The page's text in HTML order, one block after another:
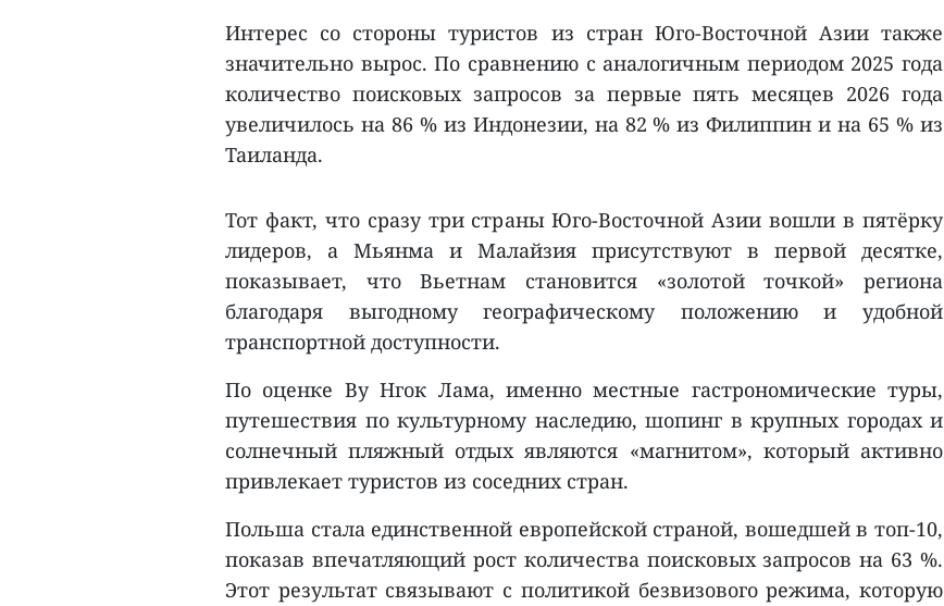
Интерес со стороны туристов из стран Юго-Восточной Азии также
значительно вырос. По сравнению с аналогичным периодом 2025 года
количество поисковых запросов за первые пять месяцев 2026 года
увеличилось на 86 % из Индонезии, на 82 % из Филиппин и на 65 % из
Таиланда.
Тот факт, что сразу три страны Юго-Восточной Азии вошли в пятёрку
лидеров, а Мьянма и Малайзия присутствуют в первой десятке,
показывает, что Вьетнам становится «золотой точкой» региона
благодаря выгодному географическому положению и удобной
транспортной доступности.
По оценке Ву Нгок Лама, именно местные гастрономические туры,
путешествия по культурному наследию, шопинг в крупных городах и
солнечный пляжный отдых являются «магнитом», который активно
привлекает туристов из соседних стран.
Польша стала единственной европейской страной, вошедшей в топ-10,
показав впечатляющий рост количества поисковых запросов на 63 %.
Этот результат связывают с политикой безвизового режима, которую